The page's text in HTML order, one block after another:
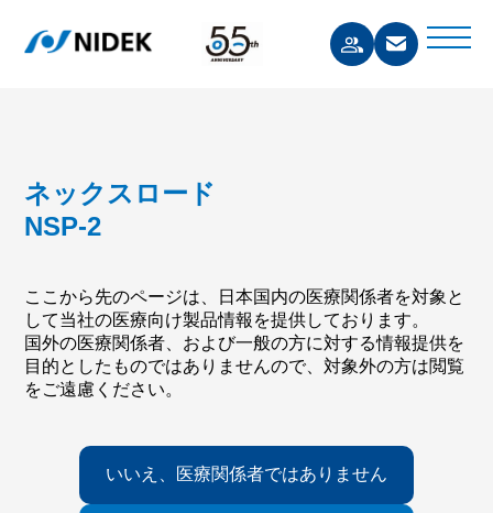
ネックスロード
NSP-2
ここから先のページは、日本国内の医療関係者を対象と
して当社の医療向け製品情報を提供しております。
国外の医療関係者、および一般の方に対する情報提供を
目的としたものではありませんので、対象外の方は閲覧
をご遠慮ください。
いいえ、医療関係者ではありません